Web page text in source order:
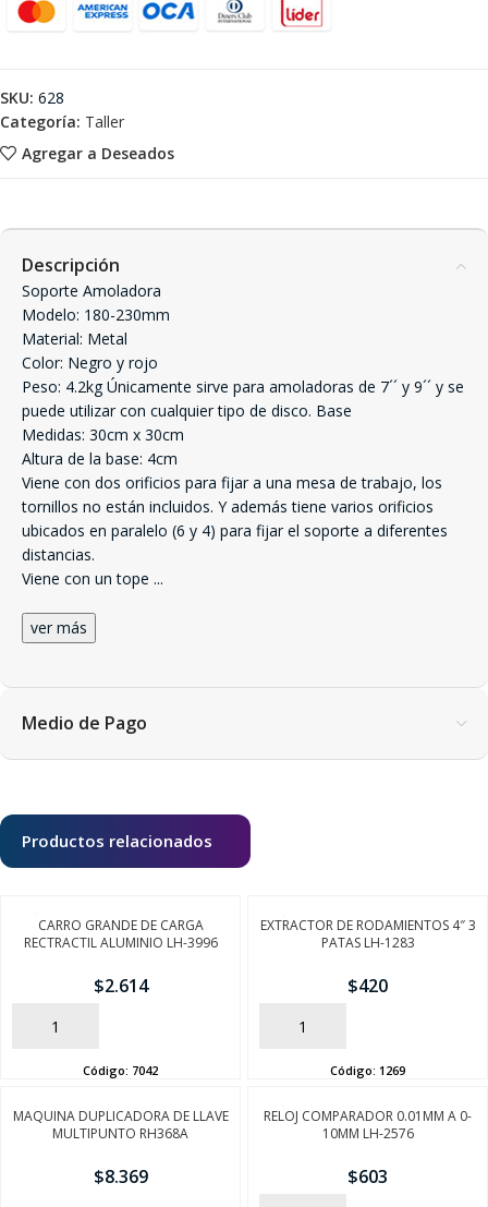
Agregar a Deseados
SKU: 628
Categoría: Taller
Descripción
Soporte Amoladora
Modelo: 180-230mm
Material: Metal
Color: Negro y rojo
Peso: 4.2kg Únicamente sirve para amoladoras de 7´´ y 9´´ y se
puede utilizar con cualquier tipo de disco. Base
Medidas: 30cm x 30cm
Altura de la base: 4cm
Viene con dos orificios para fijar a una mesa de trabajo, los
tornillos no están incluidos. Y además tiene varios orificios
ubicados en paralelo (6 y 4) para fijar el soporte a diferentes
distancias.
Viene con un tope ...
ver más
Medio de Pago
Productos relacionados
CARRO GRANDE DE CARGA
RECTRACTIL ALUMINIO LH-3996
$2.614
AÑADIR
Código: 7042
EXTRACTOR DE RODAMIENTOS 4″ 3
PATAS LH-1283
$420
AÑADIR
Código: 1269
MAQUINA DUPLICADORA DE LLAVE
MULTIPUNTO RH368A
$8.369
RELOJ COMPARADOR 0.01MM A 0-
10MM LH-2576
$603